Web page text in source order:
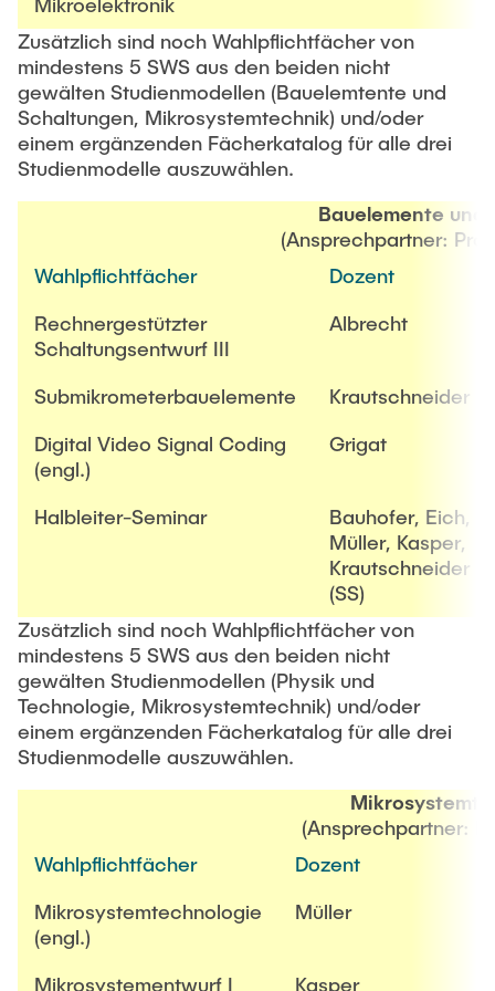
Lehre und Lernen
Best Practices Lehre
Hochschuldidaktik - ZLL
LearnING Center
Lehre im europäischen Verbund (ECIU)
WorkINGLab / Makerspace
Interdisziplinärer Workshop des FSP
„Biobasierte Prozesse und
Reaktortechnologien“
Forschung und Institute
Studienbereich FIT
Zusätzlich sind noch Wahlpflichtfächer von
mindestens 5 SWS aus den beiden nicht
gewälten Studienmodellen (Bauelemtente und
Schaltungen, Mikrosystemtechnik) und/oder
einem ergänzenden Fächerkatalog für alle drei
Studienmodelle auszuwählen.
Bauelemente und
(Ansprechpartner:
Wahlpflichtfächer
Dozent
Rechnergestützter
Schaltungsentwurf III
Albrecht
Submikrometerbauelemente
Krautschneider
Digital Video Signal Coding
(engl.)
Grigat
Halbleiter-Seminar
Bauhofer, Eich,
Müller, Kasper,
Krautschneider
(SS)
Zusätzlich sind noch Wahlpflichtfächer von
mindestens 5 SWS aus den beiden nicht
gewälten Studienmodellen (Physik und
Technologie, Mikrosystemtechnik) und/oder
einem ergänzenden Fächerkatalog für alle drei
Studienmodelle auszuwählen.
(Ansprechpartner:
Wahlpflichtfächer
Dozent
Mikrosystemtechnologie
(engl.)
Müller
Mikrosystementwurf I Kasper